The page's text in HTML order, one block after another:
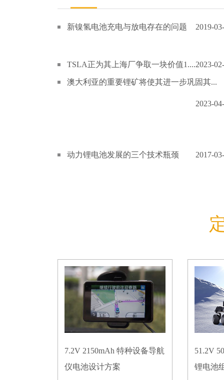
新镍氢电池充电与放电存在的问题 2019-
TSLA正为其上海厂争取一块价值1....2023-
澳大利亚的重要锂矿将使其进一步巩固其...
2023-
动力锂电池发展的三个技术瓶颈 2017-
7.2V 2150mAh 特种设备导航
仪电池设计方案
51.2V
锂电池